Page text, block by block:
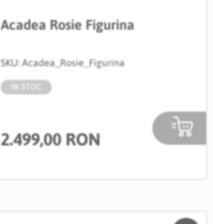
Acadea Rosie Figurina
SKU: Acadea_Rosie_Figurina
IN STOC
2.499,00 RON